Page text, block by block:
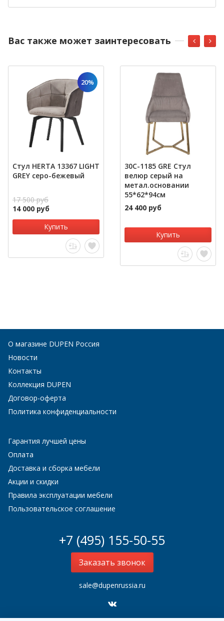
Вас также может заинтересовать
20%
Стул HERTA 13367 LIGHT
GREY серо-бежевый
17 500 руб
14 000 руб
Купить
30C-1185 GRE Стул
велюр серый на
метал.основании
55*62*94см
24 400 руб
Купить
О магазине DUPEN Россия
Новости
Контакты
Коллекция DUPEN
Договор-оферта
Политика конфиденциальности
Гарантия лучшей цены
Оплата
Доставка и сборка мебели
Акции и скидки
Правила эксплуатации мебели
Пользовательское соглашение
+7 (495) 155-50-55
Заказать звонок
sale@dupenrussia.ru